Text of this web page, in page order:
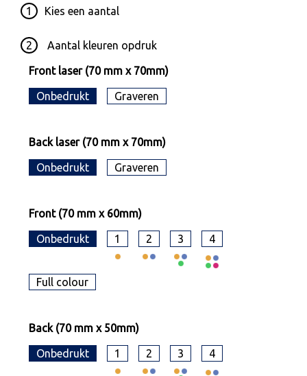
1 Kies een aantal
2 Aantal kleuren opdruk
Front laser (70 mm x 70mm)
Onbedrukt Graveren
Back laser (70 mm x 70mm)
Onbedrukt Graveren
Front (70 mm x 60mm)
Onbedrukt 1 2 3 4
Full colour
Back (70 mm x 50mm)
Onbedrukt 1 2 3 4